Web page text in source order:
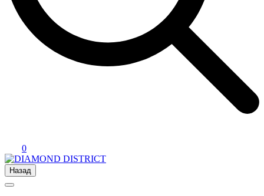
0
Назад